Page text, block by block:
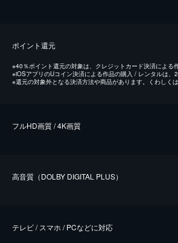
ポイント還元
※40％ポイント還元の対象は、クレジットカード決済による
※iOSアプリのUコイン決済による作品の購入 / レンタルは、
※還元の対象外となる決済方法や商品があります。くわしくは
フルHD画質 / 4K画質
⾼⾳質（DOLBY DIGITAL PLUS）
テレビ / スマホ / PCなどに対応